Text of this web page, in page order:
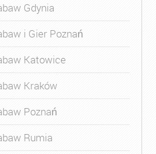
Gdynia
i Gier Poznań
Katowice
Kraków
Poznań
Rumia